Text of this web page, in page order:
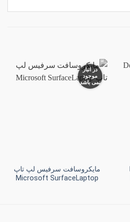
در انبار
موجود
نمی باشد
مایکروسافت سرفیس لپ تاپ
Microsoft SurfaceLaptop